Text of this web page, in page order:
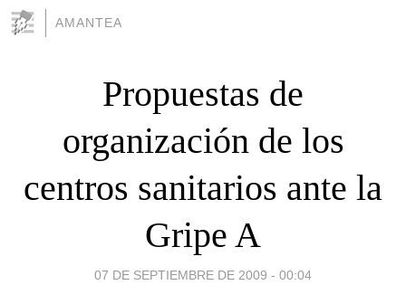
AMANTEA
Propuestas de
organización de los
centros sanitarios ante la
Gripe A
07 DE SEPTIEMBRE DE 2009 - 00:04